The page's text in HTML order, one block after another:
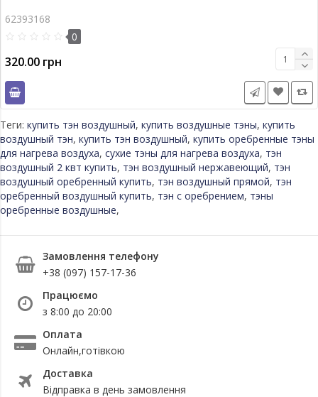
62393168
0
320.00 грн
Теги: купить тэн воздушный, купить воздушные тэны, купить
воздушный тэн, купить тэн воздушный, купить оребренные тэны
для нагрева воздуха, сухие тэны для нагрева воздуха, тэн
воздушный 2 квт купить, тэн воздушный нержавеющий, тэн
воздушный оребренный купить, тэн воздушный прямой, тэн
оребренный воздушный купить, тэн с оребрением, тэны
оребренные воздушные,
Замовлення телефону
+38 (097) 157-17-36
Працюємо
з 8:00 до 20:00
Оплата
Онлайн,готівкою
Доставка
Відправка в день замовлення